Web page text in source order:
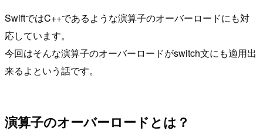
SwiftではC++であるような演算子のオーバーロードにも対
応しています。
今回はそんな演算子のオーバーロードがswitch文にも適用出
来るよという話です。
演算子のオーバーロードとは？